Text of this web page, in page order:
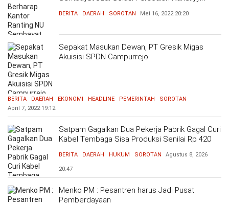
BERITA DAERAH SOROTAN Mei 16, 2022 20:20
Sepakat Masukan Dewan, PT Gresik Migas
Akuisisi SPDN Campurrejo
BERITA DAERAH EKONOMI HEADLINE PEMERINTAH
SOROTAN
April 7, 2022 19:12
Satpam Gagalkan Dua Pekerja Pabrik Gagal Curi
Kabel Tembaga Sisa Produksi Senilai Rp 420
BERITA DAERAH HUKUM SOROTAN Agustus 8, 2026
20:47
Menko PM : Pesantren harus Jadi Pusat
Pemberdayaan